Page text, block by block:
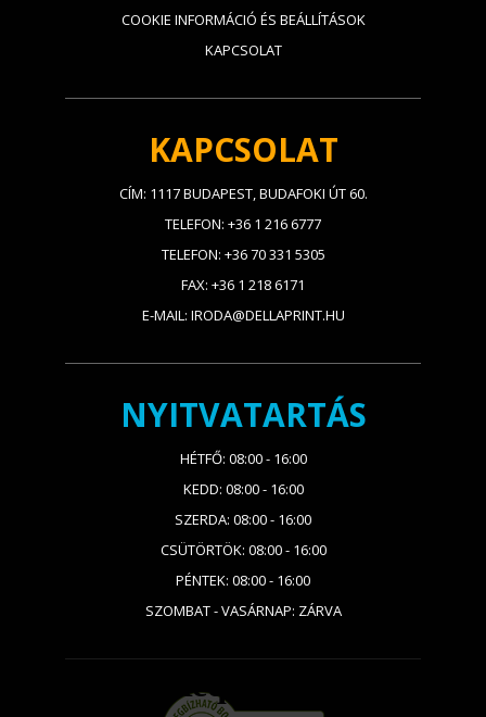
COOKIE INFORMÁCIÓ ÉS BEÁLLÍTÁSOK
KAPCSOLAT
KAPCSOLAT
CÍM: 1117 BUDAPEST, BUDAFOKI ÚT 60.
TELEFON: +36 1 216 6777
TELEFON: +36 70 331 5305
FAX: +36 1 218 6171
E-MAIL: IRODA@DELLAPRINT.HU
NYITVATARTÁS
HÉTFŐ: 08:00 - 16:00
KEDD: 08:00 - 16:00
SZERDA: 08:00 - 16:00
CSÜTÖRTÖK: 08:00 - 16:00
PÉNTEK: 08:00 - 16:00
SZOMBAT - VASÁRNAP: ZÁRVA